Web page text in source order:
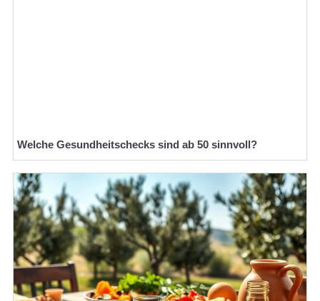
Welche Gesundheitschecks sind ab 50 sinnvoll?